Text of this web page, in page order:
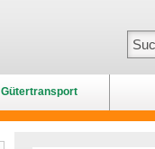
Gütertransport